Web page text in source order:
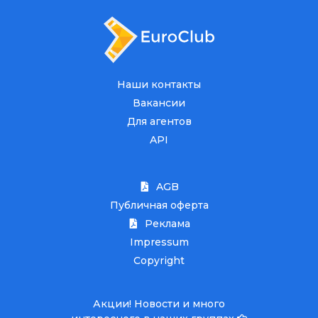
Наши контакты
Вакансии
Для агентов
API
AGB
Публичная оферта
Реклама
Impressum
Copyright
Акции! Новости и много